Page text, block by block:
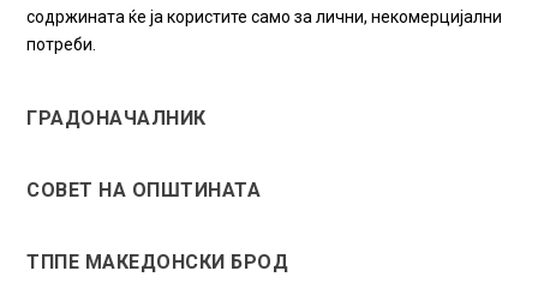
содржината ќе ја користите само за лични, некомерцијални
потреби.
ГРАДОНАЧАЛНИК
СОВЕТ НА ОПШТИНАТА
ТППЕ МАКЕДОНСКИ БРОД